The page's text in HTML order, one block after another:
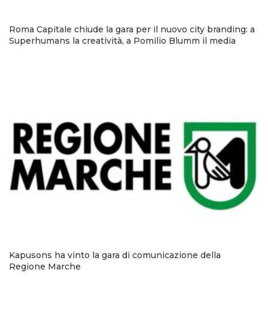
Roma Capitale chiude la gara per il nuovo city branding: a
Superhumans la creatività, a Pomilio Blumm il media
Kapusons ha vinto la gara di comunicazione della
Regione Marche